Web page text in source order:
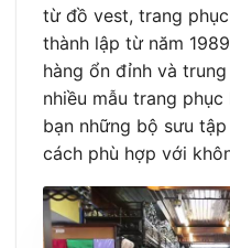
từ đồ vest, trang
thành lập từ năm
hàng ổn đỉnh và
nhiều mẫu trang
bạn những bộ sưu
cách phù hợp với